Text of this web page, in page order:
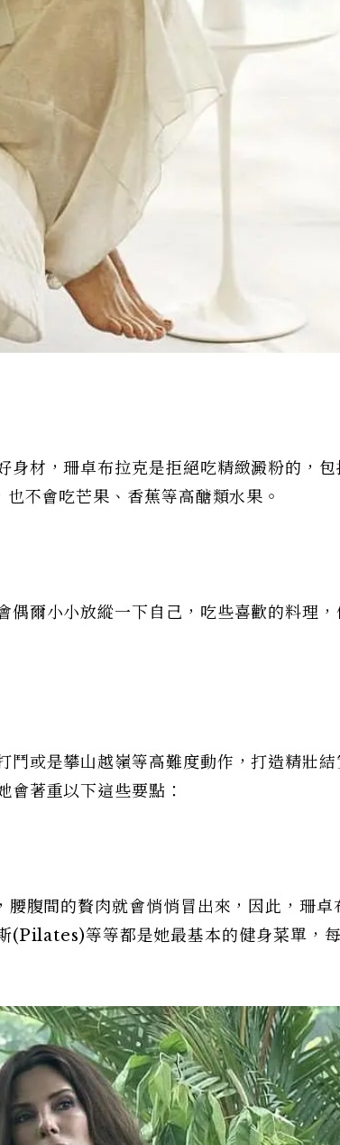
身材，珊卓布拉克是拒絕吃精緻澱粉的，
不會吃芒果、香蕉等高醣類水果。
偶爾小小放縱一下自己，吃些喜歡的料理
鬥或是攀山越嶺等高難度動作，打造精壯
會著重以下這些要點：
腹間的贅肉就會悄悄冒出來，因此，珊卓
(Pilates)等等都是她最基本的健身菜單，